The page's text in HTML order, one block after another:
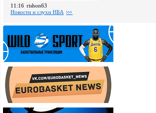
11:16 rishon63
Новости и слухи НБА